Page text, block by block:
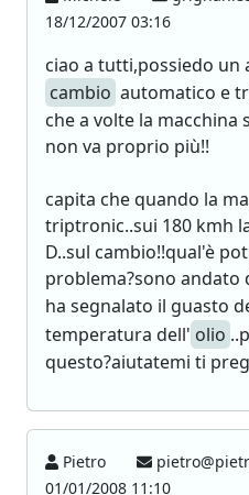
18/12/2007 03:16
ciao a tutti,possiedo un
cambio automatico e
che a volte la macchina
non va proprio più!!
capita che quando la
triptronic..sui 180 kmh
D..sul cambio!!qual'è
problema?sono andato
ha segnalato il guasto
temperatura dell' olio
questo?aiutatemi ti
Pietro
01/01/2008 11:10